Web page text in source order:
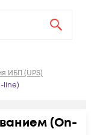
ИБП (UPS)
line)
(On-